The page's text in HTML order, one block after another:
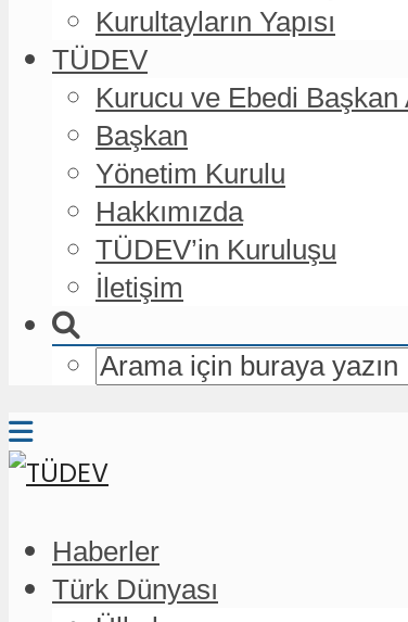
Kurultayların Yapısı
TÜDEV
Kurucu ve Ebedi
Başkan
Yönetim Kurulu
Hakkımızda
TÜDEV’in Kuruluşu
İletişim
Haberler
Türk Dünyası